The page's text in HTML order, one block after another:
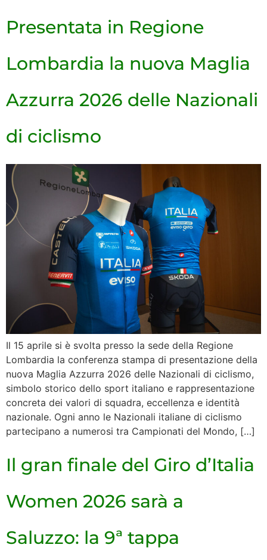
Presentata in Regione
Lombardia la nuova Maglia
Azzurra 2026 delle Nazionali
di ciclismo
Il 15 aprile si è svolta presso la sede della Regione
Lombardia la conferenza stampa di presentazione della
nuova Maglia Azzurra 2026 delle Nazionali di ciclismo,
simbolo storico dello sport italiano e rappresentazione
concreta dei valori di squadra, eccellenza e identità
nazionale. Ogni anno le Nazionali italiane di ciclismo
partecipano a numerosi tra Campionati del Mondo, […]
Il gran finale del Giro d’Italia
Women 2026 sarà a
Saluzzo: la 9ª tappa